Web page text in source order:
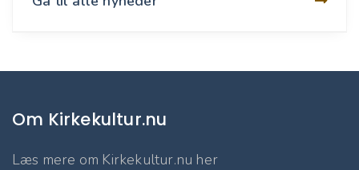
Om Kirkekultur.nu
Læs mere om Kirkekultur.nu her